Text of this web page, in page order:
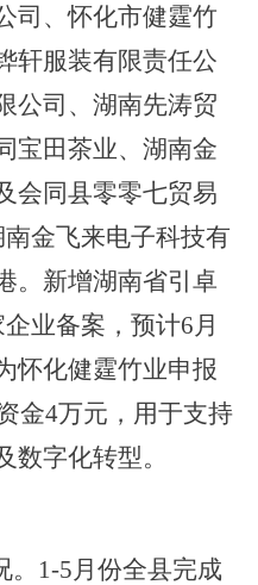
司、怀化市健霆竹
轩服装有限责任公
公司、湖南先涛贸
宝田茶业、湖南金
会同县零零七贸易
南金飞来电子科技有
。新增湖南省引卓
企业备案 ，预计6月
怀化健霆竹业申报
金4万元，用于支持
数字化转型。
。1-5 月 份全县完成